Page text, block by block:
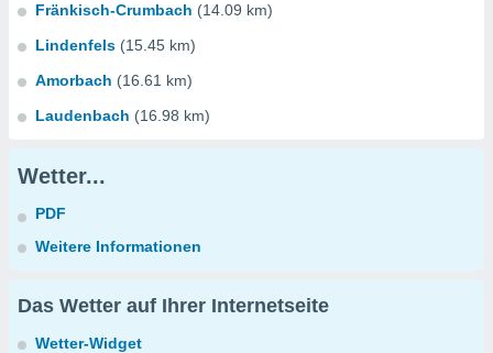
Fränkisch-Crumbach (14.09 km)
Lindenfels (15.45 km)
Amorbach (16.61 km)
Laudenbach (16.98 km)
Wetter...
PDF
Weitere Informationen
Das Wetter auf Ihrer Internetseite
Wetter-Widget